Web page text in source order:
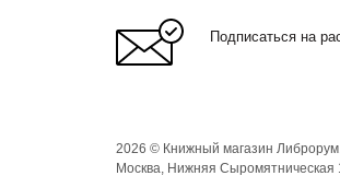
Подписаться на
2026 © Книжный магазин
Москва, Нижняя Сыромятническая